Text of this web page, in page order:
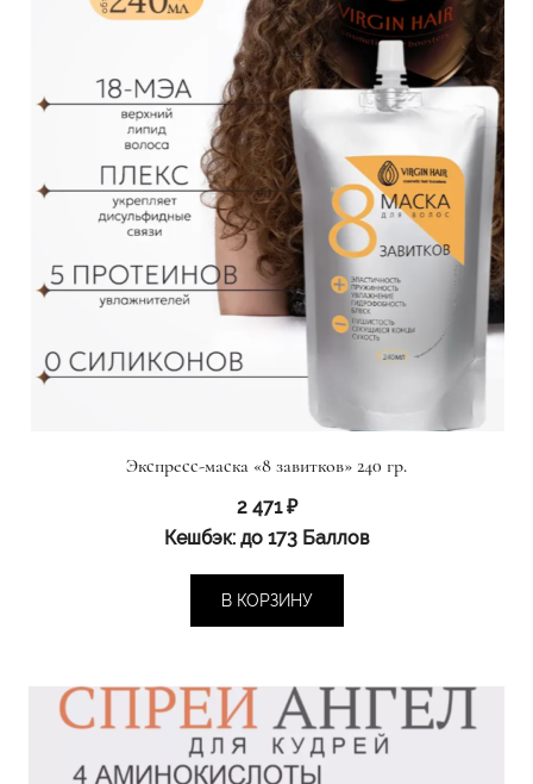
Экспресс-маска «8 завитков» 240 гр.
2 471₽
Кешбэк: до 173 Баллов
В КОРЗИНУ